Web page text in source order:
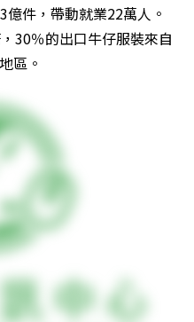
件，帶動就業22萬人。
30％的出口牛仔服裝來自
區。